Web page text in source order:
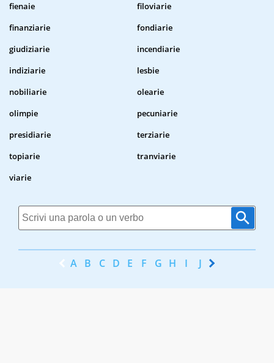
fienaie
filoviarie
finanziarie
fondiarie
giudiziarie
incendiarie
indiziarie
lesbie
nobiliarie
olearie
olimpie
pecuniarie
presidiarie
terziarie
topiarie
tranviarie
viarie
A B C D E F G H I J K